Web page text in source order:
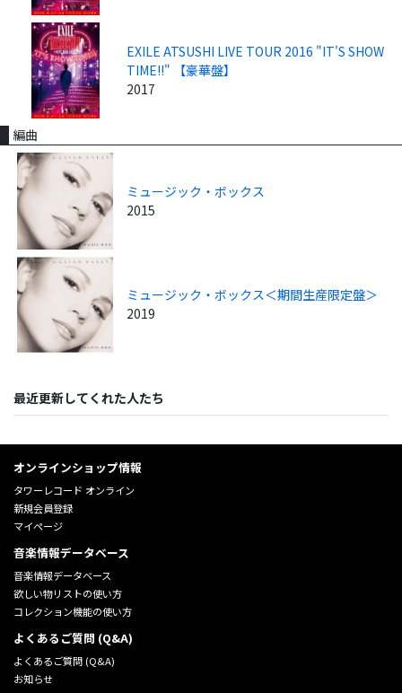
EXILE ATSUSHI LIVE TOUR 2016 "IT'S SHOW
TIME!!" 【豪華盤】
2017
編曲
ミュージック・ボックス
2015
ミュージック・ボックス＜期間生産限定盤＞
2019
最近更新してくれた人たち
オンラインショップ情報
タワーレコード オンライン
新規会員登録
マイページ
音楽情報データベース
音楽情報データベース
欲しい物リストの使い方
コレクション機能の使い方
よくあるご質問 (Q&A)
よくあるご質問 (Q&A)
お知らせ